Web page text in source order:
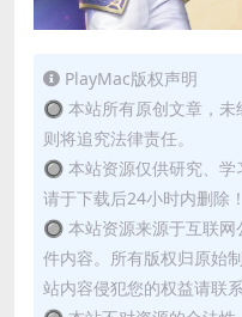
PlayMac版权声明
🔘 本站所有原创文章，
则将追究法律责任。
🔘 本站资源仅供研究、学
请于下载后24小时内删除！
🔘 本站资源来源于互联
件内容。所有版权归原始
站内容侵犯您的权益请联